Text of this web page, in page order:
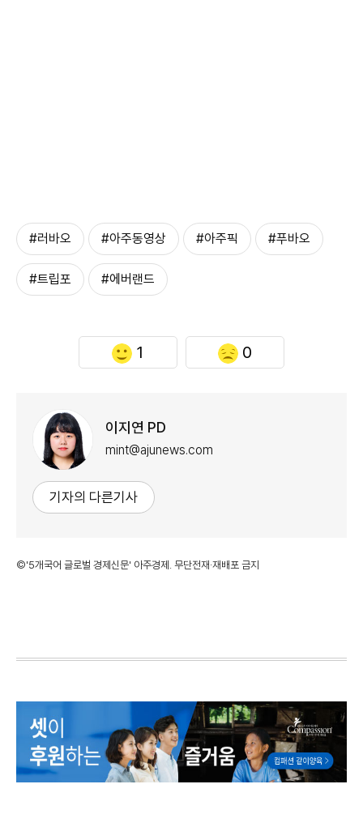
#러바오 #아주동영상 #아주픽 #푸바오
#트립포 #에버랜드
1 0
이지연 PD
mint@ajunews.com
기자의 다른기사
©'5개국어 글로벌 경제신문' 아주경제. 무단전재·재배포 금지